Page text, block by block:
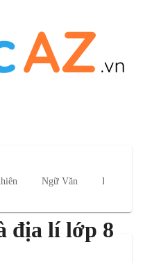
Ngữ Văn Lịch sử
địa lí lớp 8